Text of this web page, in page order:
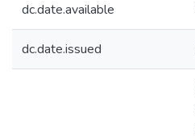
dc.date.available
dc.date.issued